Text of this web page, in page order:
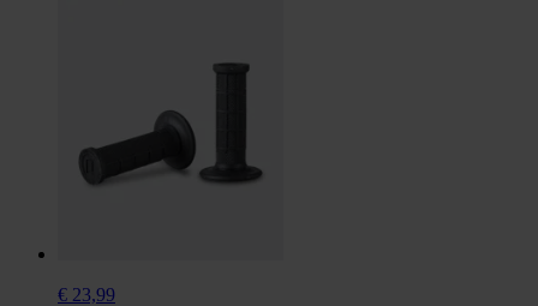
€ 23,99